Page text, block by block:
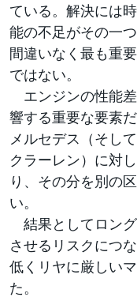
ている。解決には
能の不足がその一
間違いなく最も重
ではない。
エンジンの性能
響する重要な要素
メルセデス（そし
クラーレン）に対
り、その分を別の
い。
結果としてロン
させるリスクにつ
低くリヤに厳しい
た。